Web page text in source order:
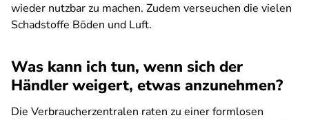
wieder nutzbar zu machen. Zudem verseuchen die vielen
Schadstoffe Böden und Luft.
Was kann ich tun, wenn sich der
Händler weigert, etwas anzunehmen?
Die Verbraucherzentralen raten zu einer formlosen